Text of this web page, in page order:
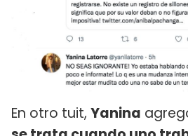
En otro tuit, Yanina